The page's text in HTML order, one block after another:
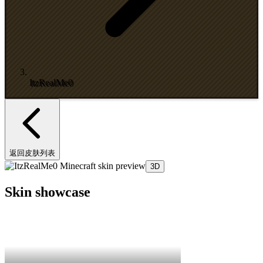
ItzRealMe0
返回皮肤列表
3D
Skin showcase